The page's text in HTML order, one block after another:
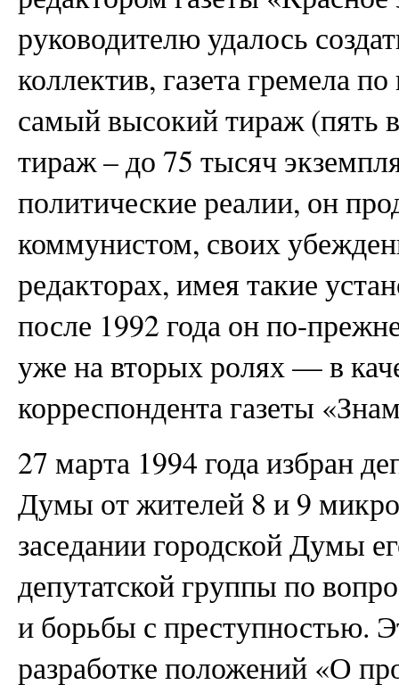
руководителю удалось
коллектив, газета гремела
самый высокий тираж (пять
тираж – до 75 тысяч
политические реалии, он
коммунистом, своих
редакторах, имея такие
после 1992 года он по-
уже на вторых ролях — в
корреспондента газеты
27 марта 1994 года избран
Думы от жителей 8 и 9
заседании городской Думы
депутатской группы по
и борьбы с преступностью.
разработке положений «О